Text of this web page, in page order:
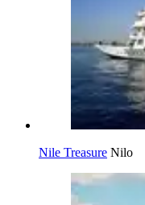
Nile Treasure Nilo